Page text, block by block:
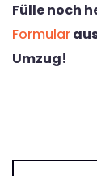
Fülle noch
Formular
Umzug!